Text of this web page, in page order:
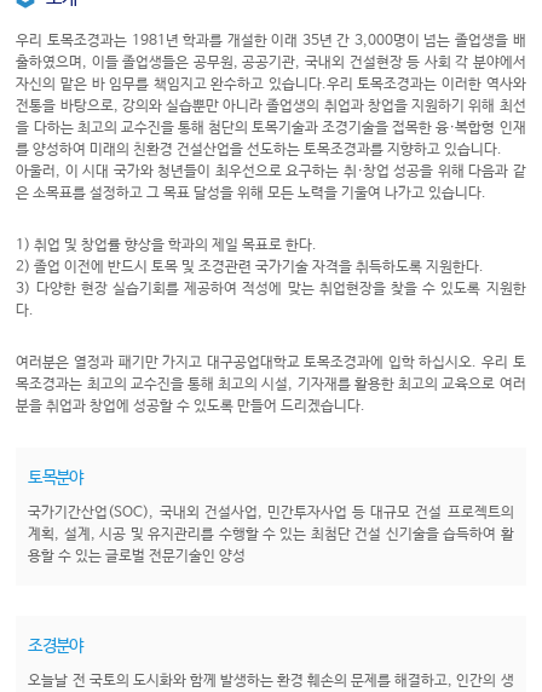
우리 토목조경과는 1981년 학과를 개설한 이래 35년 간 3,000명이 넘는 졸업생을 배
출하였으며, 이들 졸업생들은 공무원, 공공기관, 국내외 건설현장 등 사회 각 분야에서
자신의 맡은 바 임무를 책임지고 완수하고 있습니다.우리 토목조경과는 이러한 역사와
전통을 바탕으로, 강의와 실습뿐만 아니라 졸업생의 취업과 창업을 지원하기 위해 최선
을 다하는 최고의 교수진을 통해 첨단의 토목기술과 조경기술을 접목한 융·복합형 인재
를 양성하여 미래의 친환경 건설산업을 선도하는 토목조경과를 지향하고 있습니다.
아울러, 이 시대 국가와 청년들이 최우선으로 요구하는 취·창업 성공을 위해 다음과 같
은 소목표를 설정하고 그 목표 달성을 위해 모든 노력을 기울여 나가고 있습니다.
1) 취업 및 창업률 향상을 학과의 제일 목표로 한다.
2) 졸업 이전에 반드시 토목 및 조경관련 국가기술 자격을 취득하도록 지원한다.
3) 다양한 현장 실습기회를 제공하여 적성에 맞는 취업현장을 찾을 수 있도록 지원한
다.
여러분은 열정과 패기만 가지고 대구공업대학교 토목조경과에 입학 하십시오. 우리 토
목조경과는 최고의 교수진을 통해 최고의 시설, 기자재를 활용한 최고의 교육으로 여러
분을 취업과 창업에 성공할 수 있도록 만들어 드리겠습니다.
토목분야
국가기간산업(SOC), 국내외 건설사업, 민간투자사업 등 대규모 건설 프로젝트의
계획, 설계, 시공 및 유지관리를 수행할 수 있는 최첨단 건설 신기술을 습득하여 활
용할 수 있는 글로벌 전문기술인 양성
조경분야
오늘날 전 국토의 도시화와 함께 발생하는 환경 훼손의 문제를 해결하고, 인간의 생